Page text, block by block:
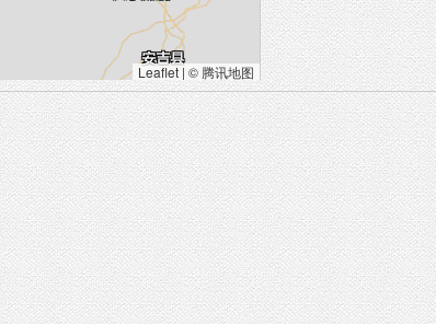
Leaflet| © 腾讯地图